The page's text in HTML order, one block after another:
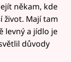
někam, kde
život. Mají tam
levný a jídlo je
důvody